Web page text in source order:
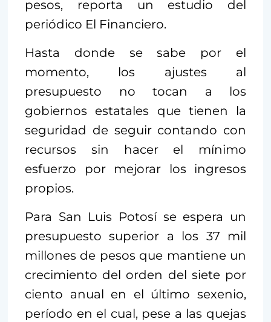
pesos, reporta un estudio del
periódico El Financiero.
Hasta donde se sabe por el
momento, los ajustes al
presupuesto no tocan a los
gobiernos estatales que tienen la
seguridad de seguir contando con
recursos sin hacer el mínimo
esfuerzo por mejorar los ingresos
propios.
Para San Luis Potosí se espera un
presupuesto superior a los 37 mil
millones de pesos que mantiene un
crecimiento del orden del siete por
ciento anual en el último sexenio,
período en el cual, pese a las quejas